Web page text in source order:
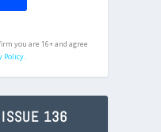
you are 16+ and agree
Policy.
136